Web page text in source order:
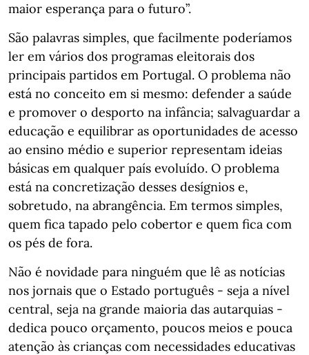
maior esperança para o futuro”.
São palavras simples, que facilmente poderíamos
ler em vários dos programas eleitorais dos
principais partidos em Portugal. O problema não
está no conceito em si mesmo: defender a saúde
e promover o desporto na infância; salvaguardar a
educação e equilibrar as oportunidades de acesso
ao ensino médio e superior representam ideias
básicas em qualquer país evoluído. O problema
está na concretização desses desígnios e,
sobretudo, na abrangência. Em termos simples,
quem fica tapado pelo cobertor e quem fica com
os pés de fora.
Não é novidade para ninguém que lê as notícias
nos jornais que o Estado português - seja a nível
central, seja na grande maioria das autarquias -
dedica pouco orçamento, poucos meios e pouca
atenção às crianças com necessidades educativas